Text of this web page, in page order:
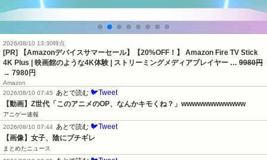
2026/08/10 13:30時点
[PR] 【Amazonデバイスサマーセール】【20%OFF！】 Amazon Fire TV Stick
4K Plus | 映画館のような4K体験 | ストリーミングメディアプレイヤー … 9980円
→ 7980円
Amazon
2026/08/10 07:45
あとで読む 🐦Tweet
【動画】Z世代「このアニメのOP、なんかキモくね？」wwwwwwwwwwww
アニゲー速報
2026/08/10 07:44 あとで読む 🐦Tweet
【画像】女子、陰にブチギレ
まとめたニュース